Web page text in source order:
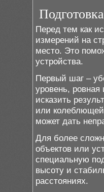
Перед тем как
измерений на
место. Это
устройства.
Первый шаг –
уровень,
исказить
или
может дать
Для более
объектов или
специальную
высоту и
расстояниях.